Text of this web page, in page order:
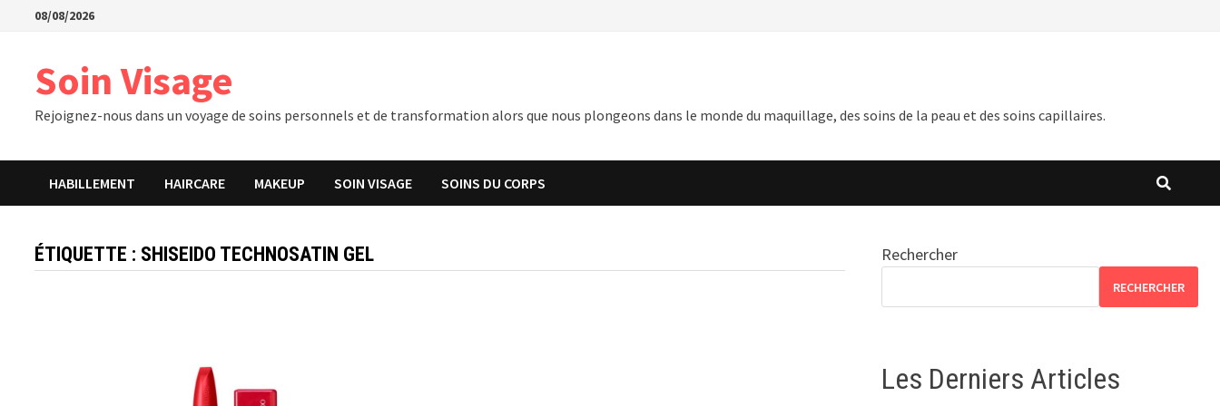
Passer08/08/2026
Soin Visage
Rejoignez-nous dans un voyage de soins personnels et de transformation alors que nous plongeons dans le monde du maquillage, des soins de la peau et des soins capillaires.
HABILLEMENT HAIRCARE MAKEUP SOIN VISAGE SOINS DU CORPS
ÉTIQUETTE : SHISEIDO TECHNOSATIN GEL Rechercher
RECHERCHER
Les Derniers Articles